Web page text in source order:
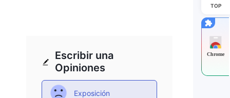
Escribir una
Opiniones
Exposición
TOP
Chrome